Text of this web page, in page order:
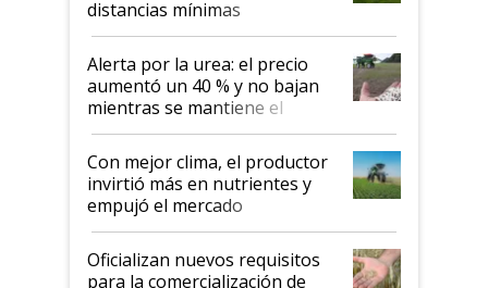
distancias mínimas
Alerta por la urea: el precio
aumentó un 40 % y no bajan
mientras se mantiene el
conflicto en Medio Oriente
Con mejor clima, el productor
invirtió más en nutrientes y
empujó el mercado
Oficializan nuevos requisitos
para la comercialización de